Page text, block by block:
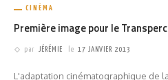
CINÉMA
Première image pour le
par JÉRÉMIE le 17 JANVIER 2013
L'adaptation cinématographique de